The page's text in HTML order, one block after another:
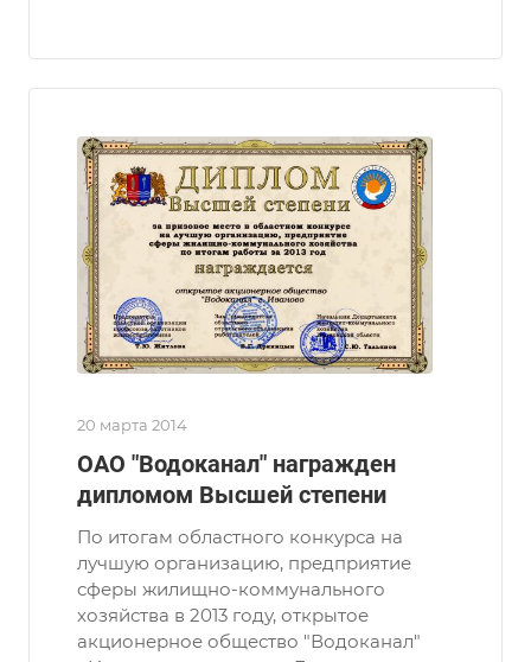
20 марта 2014
ОАО "Водоканал" награжден
дипломом Высшей степени
По итогам областного конкурса на
лучшую организацию, предприятие
сферы жилищно-коммунального
хозяйства в 2013 году, открытое
акционерное общество "Водоканал"